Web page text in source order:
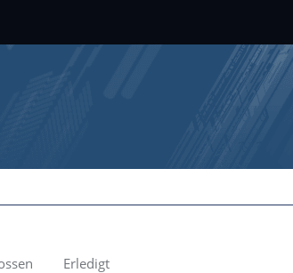
Erledigt